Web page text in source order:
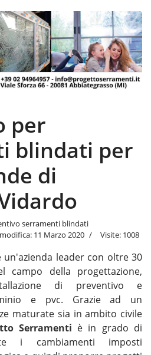
per
blindati per
di
serramenti blindati
11 Marzo 2020 Visite: 1008
un'azienda leader con oltre 30
campo della progettazione,
di preventivo e
e pvc. Grazie ad un
maturate sia in ambito civile
Serramenti è in grado di
i cambiamenti imposti